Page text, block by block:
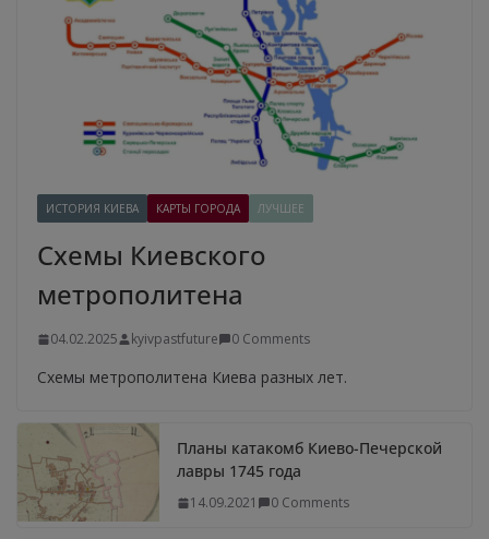
ИСТОРИЯ КИЕВА КАРТЫ ГОРОДА ЛУЧШЕЕ
Схемы Киевского
метрополитена
04.02.2025 kyivpastfuture 0 Comments
Схемы метрополитена Киева разных лет.
Планы катакомб Киево-Печерской
лавры 1745 года
14.09.2021 0 Comments